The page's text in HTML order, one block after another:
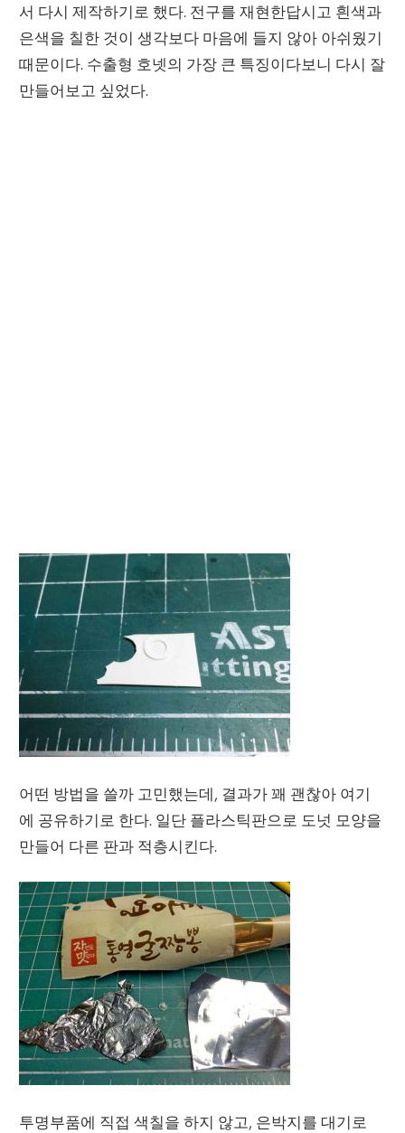
서 다시 제작하기로 했다. 전구를 재현한답시고 흰색과
은색을 칠한 것이 생각보다 마음에 들지 않아 아쉬웠기
때문이다. 수출형 호넷의 가장 큰 특징이다보니 다시 잘
만들어보고 싶었다.
어떤 방법을 쓸까 고민했는데, 결과가 꽤 괜찮아 여기
에 공유하기로 한다. 일단 플라스틱판으로 도넛 모양을
만들어 다른 판과 적층시킨다.
투명부품에 직접 색칠을 하지 않고, 은박지를 대기로